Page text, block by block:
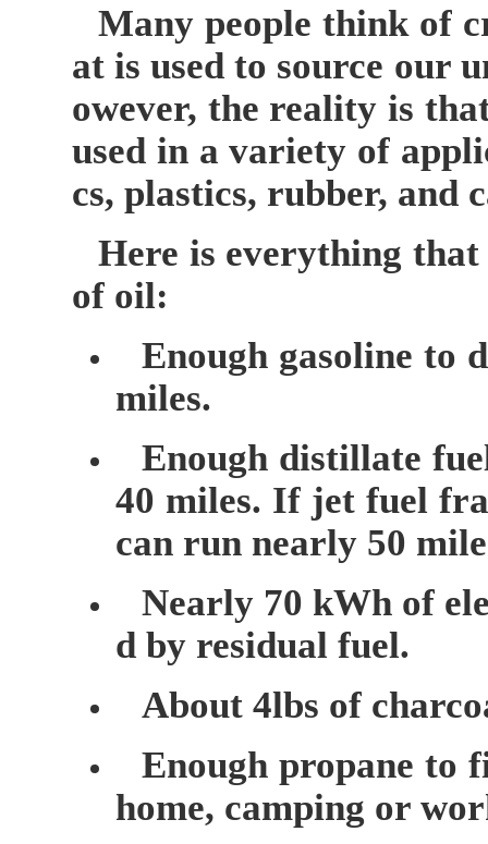
Many people think of
at is used to source our
owever, the reality is
used in a variety of
cs, plastics, rubber, and
Here is everything
of oil:
Enough gasoline to
miles.
Enough distillate
40 miles. If jet fuel
can run nearly 50
Nearly 70 kWh of
d by residual fuel.
About 4lbs of
Enough propane to
home, camping or